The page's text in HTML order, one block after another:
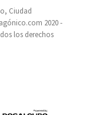
Ciudad
2020 -
los derechos